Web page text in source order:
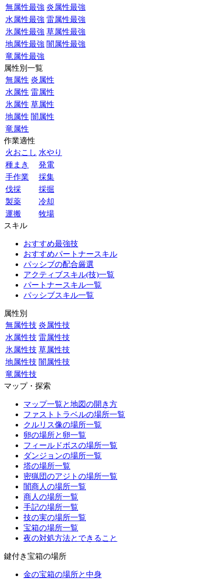
無属性最強 炎属性最強
水属性最強 雷属性最強
氷属性最強 草属性最強
地属性最強 闇属性最強
竜属性最強
属性別一覧
無属性 炎属性
水属性 雷属性
氷属性 草属性
地属性 闇属性
竜属性
作業適性
火おこし 水やり
種まき
発電
手作業
採集
伐採
採掘
製薬
冷却
運搬
牧場
スキル
おすすめ最強技
おすすめパートナースキル
パッシブの配合厳選
アクティブスキル(技)一覧
パートナースキル一覧
パッシブスキル一覧
属性別
無属性技 炎属性技
水属性技 雷属性技
氷属性技 草属性技
地属性技 闇属性技
竜属性技
マップ・探索
マップ一覧と地図の開き方
ファストトラベルの場所一覧
クルリス像の場所一覧
卵の場所と卵一覧
フィールドボスの場所一覧
ダンジョンの場所一覧
塔の場所一覧
密猟団のアジトの場所一覧
闇商人の場所一覧
商人の場所一覧
手記の場所一覧
技の実の場所一覧
宝箱の場所一覧
夜の対処方法とできること
鍵付き宝箱の場所
金の宝箱の場所と中身